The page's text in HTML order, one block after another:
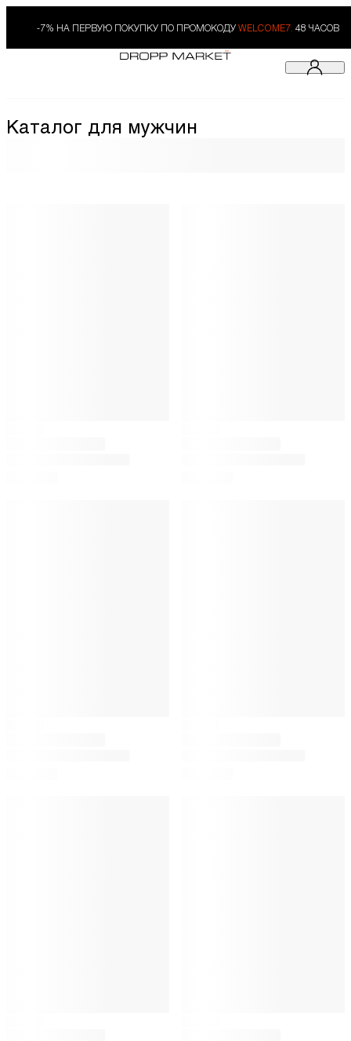
-7% НА ПЕРВУЮ ПОКУПКУ ПО ПРОМОКОДУ WELCOME7. 48 ЧАСОВ
Каталог для мужчин